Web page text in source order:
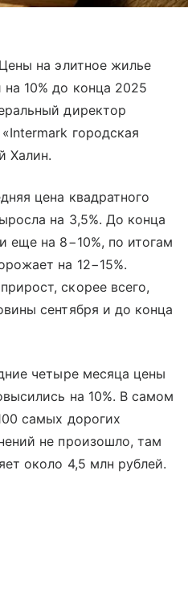
Цены на элитное жилье
10% до конца 2025
директор
городская
Халин.
цена квадратного
на 3,5%. До конца
еще на 8−10%, по итогам
на 12−15%.
скорее всего,
сентября и до конца
четыре месяца цены
на 10%. В самом
самых дорогих
не произошло, там
около 4,5 млн рублей.